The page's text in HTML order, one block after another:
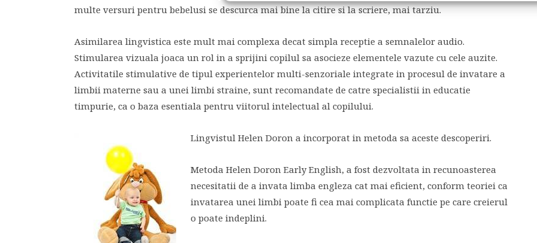
multe versuri pentru bebelusi se descurca mai bine la citire si la scriere, mai tarziu.
Asimilarea lingvistica este mult mai complexa decat simpla receptie a semnalelor audio.
Stimularea vizuala joaca un rol in a sprijini copilul sa asocieze elementele vazute cu cele auzite.
Activitatile stimulative de tipul experientelor multi-senzoriale integrate in procesul de invatare a
limbii materne sau a unei limbi straine, sunt recomandate de catre specialistii in educatie
timpurie, ca o baza esentiala pentru viitorul intelectual al copilului.
Lingvistul Helen Doron a incorporat in metoda sa aceste descoperiri.
Metoda Helen Doron Early English, a fost dezvoltata in recunoasterea
necesitatii de a invata limba engleza cat mai eficient, conform teoriei ca
invatarea unei limbi poate fi cea mai complicata functie pe care creierul
o poate indeplini.